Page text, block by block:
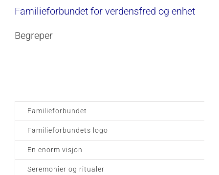
Familieforbundet for verdensfred og enhet
Begreper
Familieforbundet
Familieforbundets logo
En enorm visjon
Seremonier og ritualer